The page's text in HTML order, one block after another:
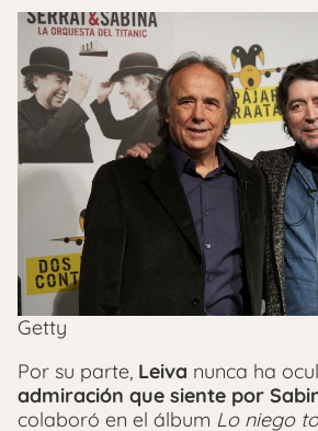
Getty
Por su parte, Leiva nunca ha
admiración que siente por
colaboró en el álbum Lo niego